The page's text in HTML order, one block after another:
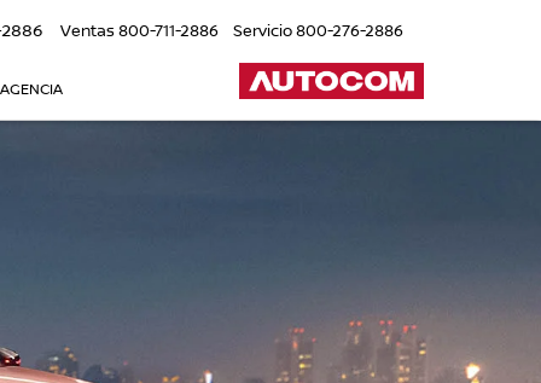
Ventas800-711-2886 Servicio800-276-2886